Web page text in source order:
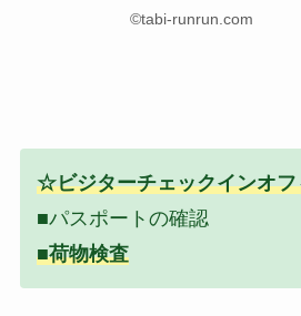
©tabi-runrun.com
☆ビジターチェックインオ
■パスポートの確認
■荷物検査